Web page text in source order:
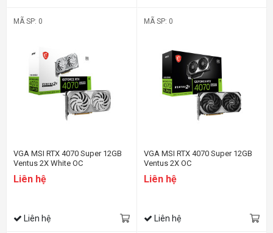
MÃ SP: 0
VGA MSI RTX 4070 Super 12GB
Ventus 2X White OC
Liên hệ
Liên hệ
MÃ SP: 0
VGA MSI RTX 4070 Super 12GB
Ventus 2X OC
Liên hệ
Liên hệ